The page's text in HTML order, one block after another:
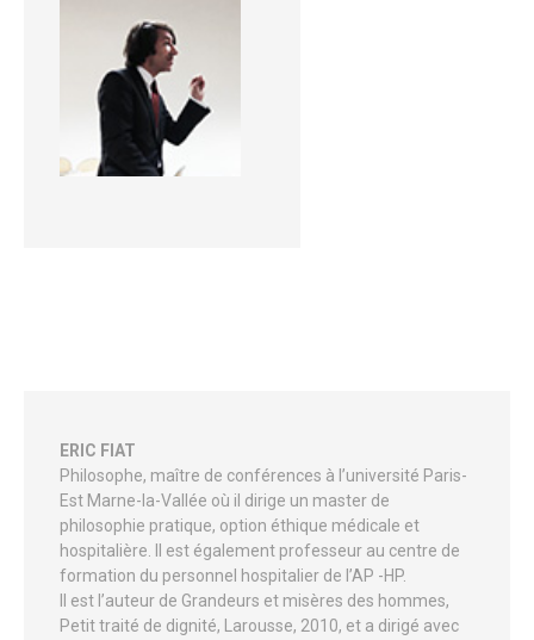
ERIC FIAT
Philosophe, maître de conférences à l’université Paris-
Est Marne-la-Vallée où il dirige un master de
philosophie pratique, option éthique médicale et
hospitalière. Il est également professeur au centre de
formation du personnel hospitalier de I’AP -HP.
Il est l’auteur de Grandeurs et misères des hommes,
Petit traité de dignité, Larousse, 2010, et a dirigé avec